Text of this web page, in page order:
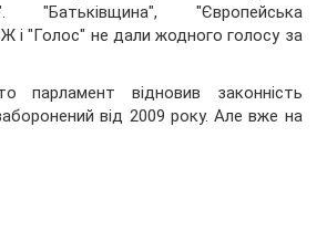
"Батьківщина", "Європейська
і "Голос" не дали жодного голосу за
парламент відновив законність
від 2009 року. Але вже на